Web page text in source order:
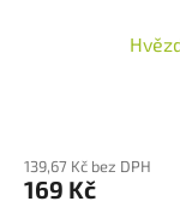
139,67 Kč bez DPH
169 Kč